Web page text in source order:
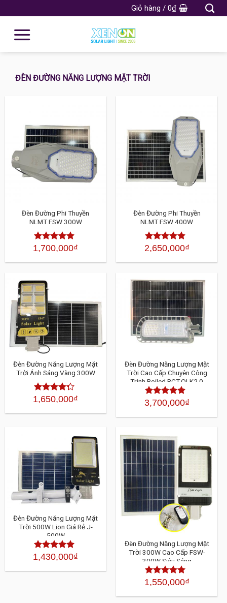
Giỏ hàng / 0₫
ĐÈN ĐƯỜNG NĂNG LƯỢNG MẶT TRỜI
Đèn Đường Phi Thuyền
NLMT FSW 300W
Được xếp
5 sao
1,700,000₫
Đèn Đường Phi Thuyền
NLMT FSW 400W
Được xếp
5 sao
2,650,000₫
Đèn Đường Năng Lượng Mặt
Trời Ánh Sáng Vàng 300W
Được xếp
5 sao
1,650,000₫
Đèn Đường Năng Lượng Mặt
Trời Cao Cấp Chuyên Công
Trình Roiled BCT-OLK2.0
300W
Được xếp
sao
3,700,000₫
Đèn Đường Năng Lượng Mặt
Trời 500W Lion Giá Rẻ J-
500W
Được xếp
sao
1,430,000₫
Đèn Đường Năng Lượng Mặt
Trời 300W Cao Cấp FSW-
300W Siêu Sáng
Được xếp
sao
1,550,000₫